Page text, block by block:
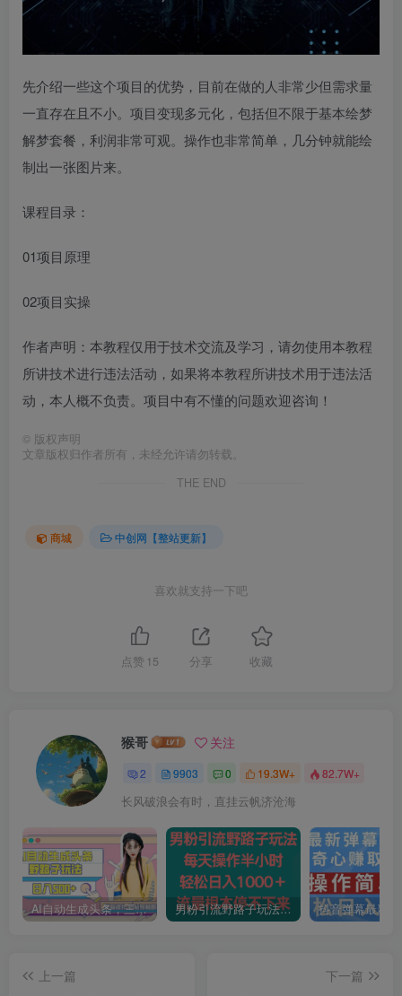
先介绍一些这个项目的优势，目前在做的人非常少但需求量
一直存在且不小。项目变现多元化，包括但不限于基本绘梦
解梦套餐，利润非常可观。操作也非常简单，几分钟就能绘
制出一张图片来。
课程目录：
01项目原理
02项目实操
作者声明：本教程仅用于技术交流及学习，请勿使用本教程
所讲技术进行违法活动，如果将本教程所讲技术用于违法活
动，本人概不负责。项目中有不懂的问题欢迎咨询！
© 版权声明
文章版权归作者所有，未经允许请勿转载。
THE END
商城 中创网【整站更新】
喜欢就支持一下吧
点赞 15 分享 收藏
猴哥 关注
2 9903 0 19.3W+ 82.7W+
长风破浪会有时，直挂云帆济沧海
AI自动生成头条，三天必起号，三分钟轻松发布内容，复制粘贴，保姆级教… 男粉引流野路子玩法，每天操作半小时轻松日入1000＋，流量根本停不下来
上一篇
下一篇